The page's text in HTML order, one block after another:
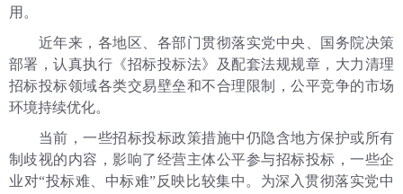
用。
近年来，各地区、各部门贯彻落实党中央、国务院决策
部署，认真执行《招标投标法》及配套法规规章，大力清理
招标投标领域各类交易壁垒和不合理限制，公平竞争的市场
环境持续优化。
当前，一些招标投标政策措施中仍隐含地方保护或所有
制歧视的内容，影响了经营主体公平参与招标投标，一些企
业对“投标难、中标难”反映比较集中。为深入贯彻落实党中